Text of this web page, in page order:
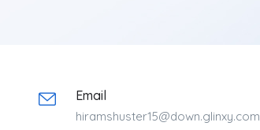
Email
hiramshuster15@down.glinxy.com